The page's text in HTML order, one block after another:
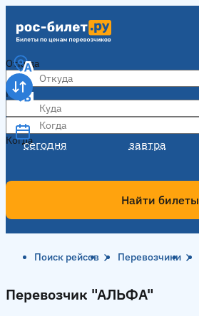
Откуда
Куда
Когда
сегодня завтра
Когда
Найти билеты
Поиск рейсов Перевозчики
Перевозчик "АЛЬФА"
Перевозчик "АЛЬФА"